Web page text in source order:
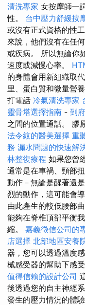
清洗專家 女按摩師一
性。 台中壓力舒緩按
或沒有正式資格的性
來說，他們沒有在任
或疾病。 所以無論你
速度或減慢心率。
的身體會用新組織取
里、蛋白質和微量營
打電話 冷氣清洗專家
靈骨塔選擇指南 - 到
之間的位置通話。 膠
法令紋的醫美選擇 重
務 漏水問題的快速解
林整復療程 如果您曾
通常是在車禍、頸部
動作－無論是醒著還
烈的動作，這可能會
由此產生的較低腰部
能夠在脊椎頂部平衡
縮。 嘉義徵信公司的
店選擇 北部地區安養
器，您可以透過溫度
械感受器的幫助下感
值得信賴的設計公司
後透過您的自主神經
發生的壓力情況的體